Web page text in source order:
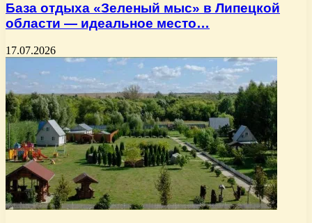
База отдыха «Зеленый мыс» в Липецкой
области — идеальное место…
17.07.2026